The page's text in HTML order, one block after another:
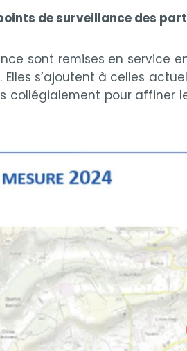
de surveillance des
sont remises en service
s’ajoutent à celles
collégialement pour affiner